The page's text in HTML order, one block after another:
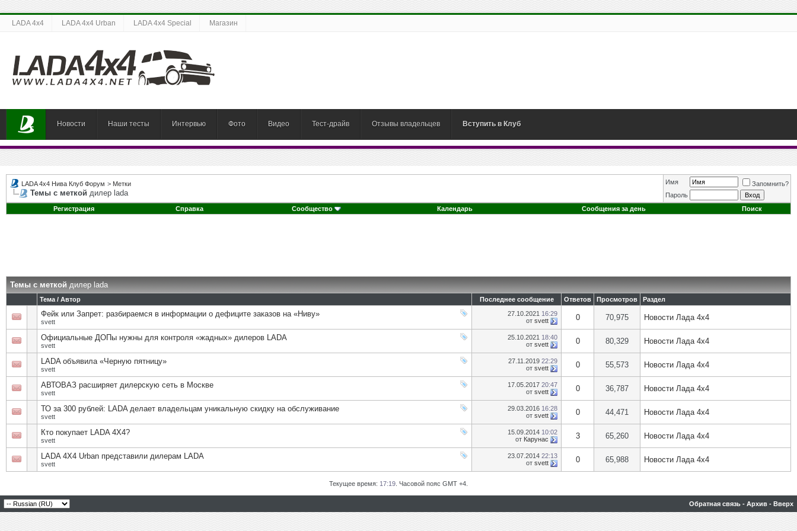
LADA 4x4 LADA 4x4 Urban LADA 4x4 Special Магазин
Новости Наши тесты Интервью Фото Видео Тест-драйв Отзывы владельцев Вступить в Клуб
LADA 4x4 Нива Клуб Форум > Метки
Темы с меткой дилер lada
Имя
Запомнить?
Пароль
Регистрация
Справка Сообщество Календарь Сообщения за день Поиск
Темы с меткойдилер lada
Тема / Автор Последнее сообщение Ответов Просмотров Раздел
Фейк или Запрет: разбираемся в информации о дефиците заказов на «Ниву»
svett
27.10.2021 16:29
от svett 0 70,975 Новости Лада 4х4
Официальные ДОПы нужны для контроля «жадных» дилеров LADA
svett
25.10.2021 18:40
от svett 0 80,329 Новости Лада 4х4
LADA объявила «Черную пятницу»
svett
27.11.2019 22:29
от svett 0 55,573 Новости Лада 4х4
АВТОВАЗ расширяет дилерскую сеть в Москве
svett
17.05.2017 20:47
от svett 0 36,787 Новости Лада 4х4
ТО за 300 рублей: LADA делает владельцам уникальную скидку на обслуживание
svett
29.03.2016 16:28
от svett 0 44,471 Новости Лада 4х4
Кто покупает LADA 4X4?
svett
15.09.2014 10:02
от Карунас 3 65,260 Новости Лада 4х4
LADA 4X4 Urban представили дилерам LADA
svett
23.07.2014 22:13
от svett 0 65,988 Новости Лада 4х4
Текущее время: 17:19 . Часовой пояс GMT +4.
Обратная связь - Архив - Вверх